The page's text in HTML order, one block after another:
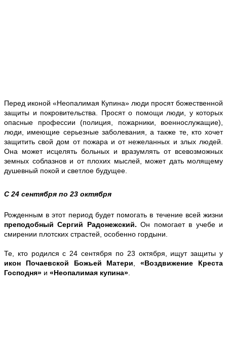
Перед иконой «Неопалимая Купина» люди просят божественной
защиты и покровительства. Просят о помощи люди, у которых
опасные профессии (полиция, пожарники, военнослужащие),
люди, имеющие серьезные заболевания, а также те, кто хочет
защитить свой дом от пожара и от нежеланных и злых людей.
Она может исцелять больных и вразумлять от всевозможных
земных соблазнов и от плохих мыслей, может дать молящему
душевный покой и светлое будущее.
С 24 сентября по 23 октября
Рожденным в этот период будет помогать в течение всей жизни
преподобный Сергий Радонежский. Он помогает в учебе и
смирении плотских страстей, особенно гордыни.
Те, кто родился с 24 сентября по 23 октября, ищут защиты у
икон Почаевской Божьей Матери ,«Воздвижение Креста
Господня» и «Неопалимая купина»